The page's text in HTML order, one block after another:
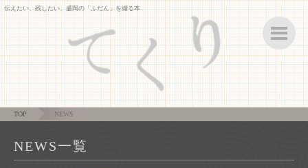
伝えたい、残したい、盛岡の「ふだん」を綴る本
TOP NEWS
NEWS一覧